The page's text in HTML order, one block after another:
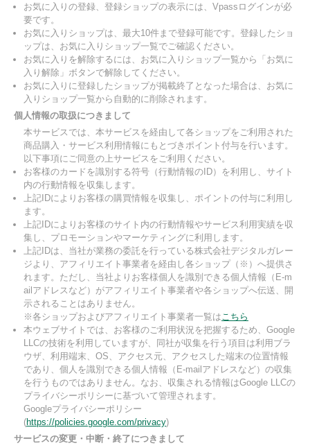
お気に入りの登録、登録ショップの表示には、Vpassログインが必
要です。
お気に入りショップは、最大10件まで登録可能です。登録したショ
ップは、お気に入りショップ一覧でご確認ください。
お気に入りを解除するには、お気に入りショップ一覧から「お気に
入り解除」ボタンで解除してください。
お気に入りに登録したショップが掲載終了となった場合は、お気に
入りショップ一覧から自動的に削除されます。
個人情報の取扱につきまして
本サービスでは、本サービスを経由して各ショップをご利用された
商品購入・サービス利用情報にもとづきポイント付与を行います。
以下事項にご同意の上サービスをご利用ください。
お客様のカードを識別する符号（行動情報のID）を利用し、サイト
内の行動情報を収集します。
上記IDによりお客様の購買情報を収集し、ポイントの付与に利用し
ます。
上記IDによりお客様のサイト内の行動情報やサービス利用実績を収
集し、プロモーションやマーケティングに利用します。
上記IDは、当社が業務の委託を行っている株式会社デジタルガレー
ジより、アフィリエイト事業者を経由し各ショップ（※）へ提供さ
れます。ただし、当社よりお客様個人を識別できる個人情報（E-m
ailアドレスなど）がアフィリエイト事業者や各ショップへ伝送、開
示されることはありません。
※各ショップおよびアフィリエイト事業者一覧はこちら
本ウェブサイトでは、お客様のご利用状況を把握するため、Google
LLCの技術を利用していますが、同社が収集を行う項目は利用ブラ
ウザ、利用端末、OS、アクセス元、アクセスした端末の位置情報
であり、個人を識別できる個人情報（E-mailアドレスなど）の収集
を行うものではありません。なお、収集される情報はGoogle LLCの
プライバシーポリシーに基づいて管理されます。
Googleプライバシーポリシー
(https://policies.google.com/privacy)
サービスの変更・中断・終了につきまして